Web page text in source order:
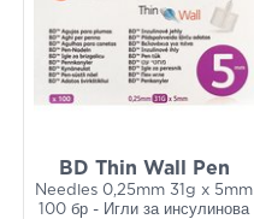
BD Thin Wall Pen
Needles 0,25mm 31g x 5mm
100 бр - Игли за инсулинова